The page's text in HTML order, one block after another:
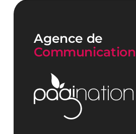
Agence de
Communication